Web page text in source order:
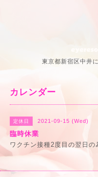
東京都新宿区中井
カレンダー
定休日 2021-09-15 (Wed)
臨時休業
ワクチン接種2度目の翌日の